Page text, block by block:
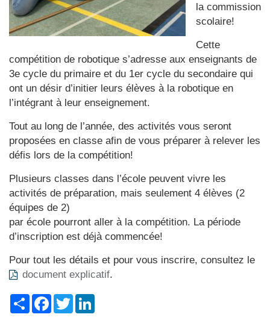
la commission
scolaire!
Cette
compétition de robotique s’adresse aux enseignants de
3e cycle du primaire et du 1er cycle du secondaire qui
ont un désir d’initier leurs élèves à la robotique en
l’intégrant à leur enseignement.
Tout au long de l’année, des activités vous seront
proposées en classe afin de vous préparer à relever les
défis lors de la compétition!
Plusieurs classes dans l’école peuvent vivre les
activités de préparation, mais seulement 4 élèves (2
équipes de 2)
par école pourront aller à la compétition. La période
d’inscription est déjà commencée!
Pour tout les détails et pour vous inscrire, consultez le
document explicatif.
ShareFacebook
Twitter